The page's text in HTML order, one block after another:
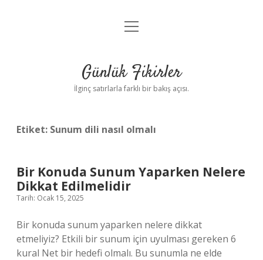
Anasayfa
Yasal Uyarı
menüyü
Günlük Fikirler
İlginç satırlarla farklı bir bakış açısı.
Etiket: Sunum dili nasıl olmalı
Bir Konuda Sunum Yaparken Nelere
Dikkat Edilmelidir
Tarih: Ocak 15, 2025
Bir konuda sunum yaparken nelere dikkat
etmeliyiz? Etkili bir sunum için uyulması gereken 6
kural Net bir hedefi olmalı. Bu sunumla ne elde